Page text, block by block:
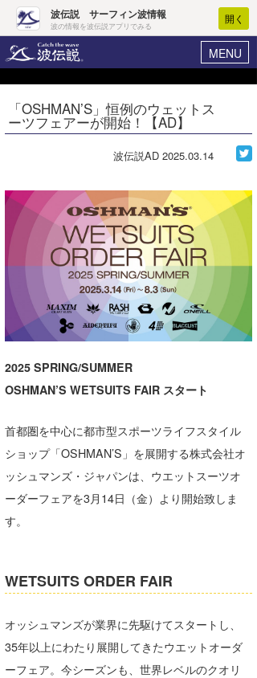
波伝説 サーフィン波情報
波の情報を波伝説アプリでみる
開く
MENU
ヘルプ マイホーム
ログイン
WAVE HUNTER波予想ツール
気象情報
ニュース
サーフィンエリアガイド
会員メニュー
「OSHMAN’S」恒例のウェットス
ーツフェアーが開始！【AD】
波伝説AD 2025.03.14
2025 SPRING/SUMMER
OSHMAN’S WETSUITS FAIR スタート
首都圏を中心に都市型スポーツライフスタイル
ショップ「OSHMAN’S」を展開する株式会社オ
ッシュマンズ・ジャパンは、ウエットスーツオ
ーダーフェアを3月14日（金）より開始致しま
す。
WETSUITS ORDER FAIR
オッシュマンズが業界に先駆けてスタートし、
35年以上にわたり展開してきたウエットオーダ
ーフェア。今シーズンも、世界レベルのクオリ
Core Surf Japan
アート＆エンタメ
コラム
トラベル
ショップ情報
ショップ情報
湘南
伊豆
千葉南
大阪
ウラナミ
お知らせ
ルール＆How to
VOTE!